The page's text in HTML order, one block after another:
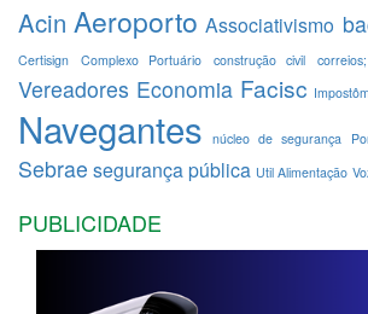
Acin Aeroporto Associativismo
Certisign Complexo Portuário construção civil
Vereadores Economia Facisc
Navegantes núcleo de segurança
Sebrae segurança pública Util Alimentação
PUBLICIDADE